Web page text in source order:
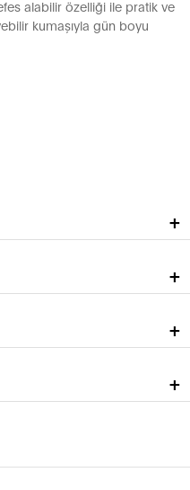
alabilir özelliği ile pratik ve
kumaşıyla gün boyu